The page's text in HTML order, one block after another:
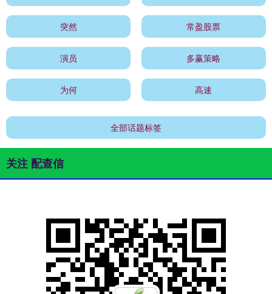
突然 常盈股票
演员 多赢策略
为何 高速
全部话题标签
关注 配查信